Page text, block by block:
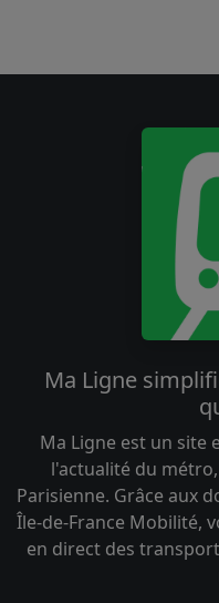
Ma Ligne
Ma Ligne est un site
l'actualité du
Parisienne. Grâce aux
Île-de-France Mobilité,
en direct des